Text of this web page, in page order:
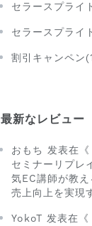
セラースプライ
セラースプライ
割引キャンペン
最新なレビュー
おもち 发表在《
セミナーリプレ
気EC講師が教
売上向上を実現
YokoT 发表在《